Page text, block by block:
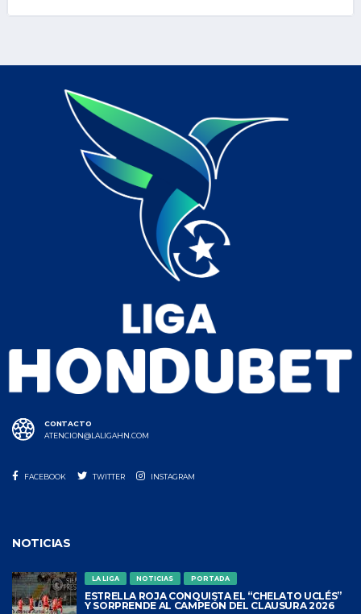
CONTACTO
ATENCION@LALIGAHN.COM
FACEBOOK TWITTER INSTAGRAM
NOTICIAS
LA LIGA NOTICIAS PORTADA
ESTRELLA ROJA CONQUISTA EL “CHELATO UCLÉS”
Y SORPRENDE AL CAMPEÓN DEL CLAUSURA 2026